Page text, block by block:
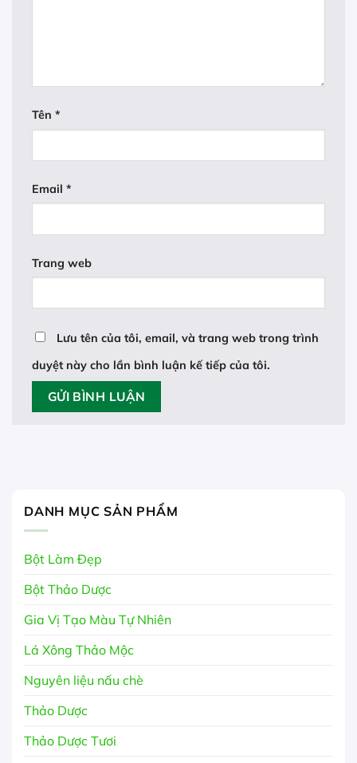
Tên *
Email *
Trang web
Lưu tên của tôi, email, và trang web trong trình
duyệt này cho lần bình luận kế tiếp của tôi.
DANH MỤC SẢN PHẨM
Bột Làm Đẹp
Bột Thảo Dược
Gia Vị Tạo Màu Tự Nhiên
Lá Xông Thảo Mộc
Nguyên liệu nấu chè
Thảo Dược
Thảo Dược Tươi